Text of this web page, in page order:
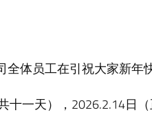
体员工在引祝大家新年
一天），2026.2.14日（